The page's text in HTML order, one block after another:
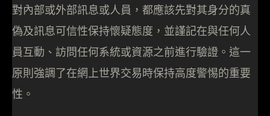
對內部或外部訊息或人員，都應該先對其身分的真
偽及訊息可信性保持懷疑態度，並謹記在與任何人
員互動、訪問任何系統或資源之前進行驗證。這一
原則強調了在網上世界交易時保持高度警惕的重要
性。